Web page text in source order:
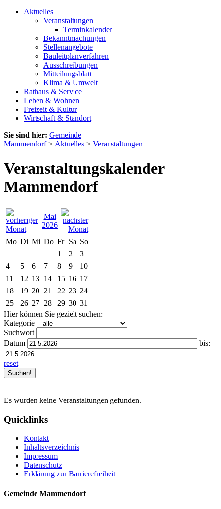
Aktuelles
Veranstaltungen
Terminkalender
Bekanntmachungen
Stellenangebote
Bauleitplanverfahren
Ausschreibungen
Mitteilungsblatt
Klima & Umwelt
Rathaus & Service
Leben & Wohnen
Freizeit & Kultur
Wirtschaft & Standort
Sie sind hier: Gemeinde
Mammendorf> Aktuelles > Veranstaltungen
Veranstaltungskalender
Mammendorf
Mai
2026
Mo Di Mi Do Fr Sa So
1
2
3
4
5 6 7 8 9
10
11
12 13 14 15 16 17
18
19 20 21 22 23 24
25
26 27 28 29 30 31
Hier können Sie gezielt suchen:
Kategorie
Suchwort
Datum
bis:
reset
Es wurden keine Veranstaltungen gefunden.
Quicklinks
Kontakt
Inhaltsverzeichnis
Impressum
Datenschutz
Erklärung zur Barrierefreiheit
Gemeinde Mammendorf